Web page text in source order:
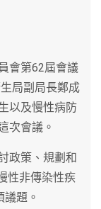
會第62屆會議
局副局長鄭成
以及慢性病防
次會議。
政策、規劃和
性非傳染性疾
題。